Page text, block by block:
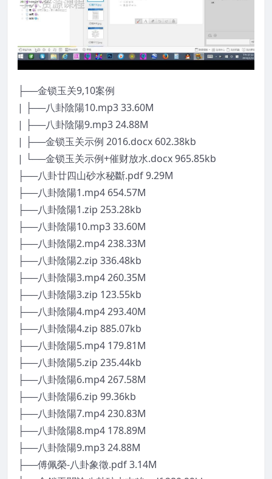
├──金锁玉关9,10案例
| ├──八卦陰陽10.mp3 33.60M
| ├──八卦陰陽9.mp3 24.88M
| ├──金锁玉关示例 2016.docx 602.38kb
| └──金锁玉关示例+催财放水.docx 965.85kb
├──八卦廿四山砂水秘斷.pdf 9.29M
├──八卦陰陽1.mp4 654.57M
├──八卦陰陽1.zip 253.28kb
├──八卦陰陽10.mp3 33.60M
├──八卦陰陽2.mp4 238.33M
├──八卦陰陽2.zip 336.48kb
├──八卦陰陽3.mp4 260.35M
├──八卦陰陽3.zip 123.55kb
├──八卦陰陽4.mp4 293.40M
├──八卦陰陽4.zip 885.07kb
├──八卦陰陽5.mp4 179.81M
├──八卦陰陽5.zip 235.44kb
├──八卦陰陽6.mp4 267.58M
├──八卦陰陽6.zip 99.36kb
├──八卦陰陽7.mp4 230.83M
├──八卦陰陽8.mp4 178.89M
├──八卦陰陽9.mp3 24.88M
├──傅佩榮-八卦象徵.pdf 3.14M